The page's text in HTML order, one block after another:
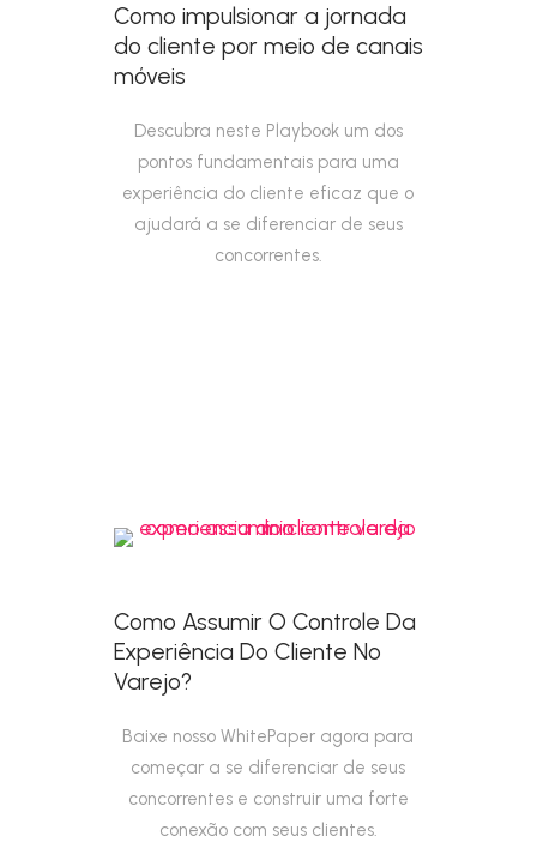
Como impulsionar a jornada
do cliente por meio de canais
móveis
Descubra neste Playbook um dos
pontos fundamentais para uma
experiência do cliente eficaz que o
ajudará a se diferenciar de seus
concorrentes.
Como Assumir O Controle Da
Experiência Do Cliente No
Varejo?
Baixe nosso WhitePaper agora para
começar a se diferenciar de seus
concorrentes e construir uma forte
conexão com seus clientes.